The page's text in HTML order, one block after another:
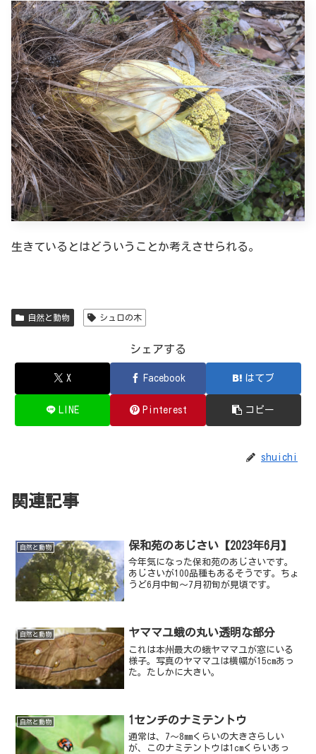
生きているとはどういうことか考えさせられる。
自然と動物 シュロの木
シェアする
X Facebook はてブ
LINE Pinterest コピー
shuichi
関連記事
自然と動物 保和苑のあじさい【2023年6月】
今年気になった保和苑のあじさいです。
あじさいが100品種もあるそうです。ちょ
うど6月中旬～7月初旬が見頃です。
自然と動物 ヤママユ蛾の丸い透明な部分
これは本州最大の蛾ヤママユが窓にいる
様子。写真のヤママユは横幅が15cmあっ
た。たしかに大きい。
自然と動物 1センチのナミテントウ
通常は、7～8mmくらいの大きさらしい
が、このナミテントウは1cmくらいあっ